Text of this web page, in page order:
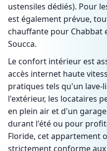
ustensiles dédiés). Pour
est également prévue,
chauffante pour Chabbat
Soucca.
Le confort intérieur est
accès internet haute
pratiques tels qu'un lave-
l'extérieur, les locataires
en plein air et d'un
durant l'été ou pour
Floride, cet appartement
strictement conforme aux